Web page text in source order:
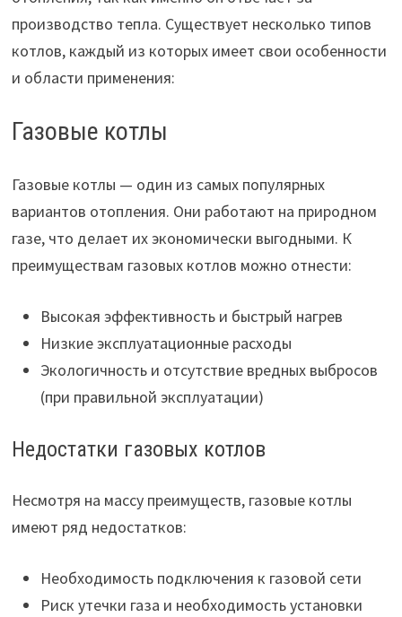
производство тепла. Существует несколько типов
котлов, каждый из которых имеет свои особенности
и области применения:
Газовые котлы
Газовые котлы — один из самых популярных
вариантов отопления. Они работают на природном
газе, что делает их экономически выгодными. К
преимуществам газовых котлов можно отнести:
Высокая эффективность и быстрый нагрев
Низкие эксплуатационные расходы
Экологичность и отсутствие вредных выбросов
(при правильной эксплуатации)
Недостатки газовых котлов
Несмотря на массу преимуществ, газовые котлы
имеют ряд недостатков:
Необходимость подключения к газовой сети
Риск утечки газа и необходимость установки